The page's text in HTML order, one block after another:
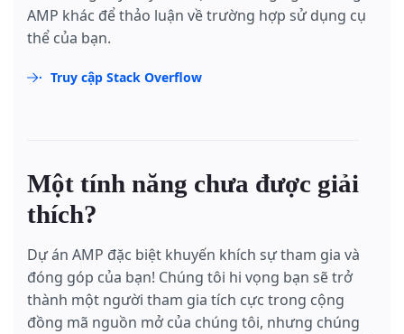
AMP khác để thảo luận về trường hợp sử dụng cụ
thể của bạn.
Truy cập Stack Overflow
Một tính năng chưa được giải
thích?
Dự án AMP đặc biệt khuyến khích sự tham gia và
đóng góp của bạn! Chúng tôi hi vọng bạn sẽ trở
thành một người tham gia tích cực trong cộng
đồng mã nguồn mở của chúng tôi, nhưng chúng